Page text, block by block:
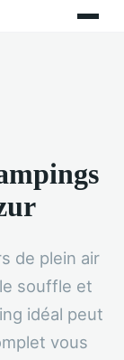
de plein air
souffle et
idéal peut
vous